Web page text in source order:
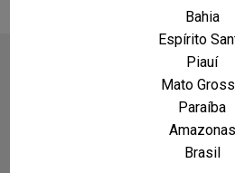
Bahia
Espírito
Piauí
Mato
Paraíba
Amazonas
Brasil